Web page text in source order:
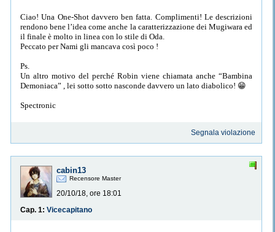
Ciao! Una One-Shot davvero ben fatta. Complimenti! Le descrizioni
rendono bene l’idea come anche la caratterizzazione dei Mugiwara ed
il finale è molto in linea con lo stile di Oda.
Peccato per Nami gli mancava così poco !
Ps.
Un altro motivo del perché Robin viene chiamata anche “Bambina
Demoniaca” , lei sotto sotto nasconde davvero un lato diabolico! 😁
Spectronic
Segnala violazione
cabin13
Recensore Master
20/10/18, ore 18:01
Cap. 1: Vicecapitano